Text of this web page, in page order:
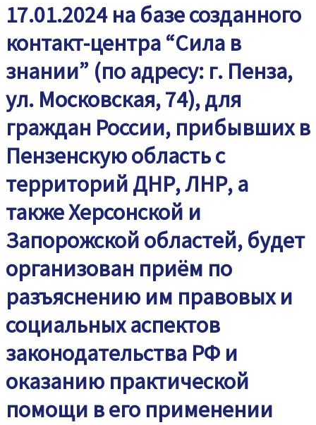
17.01.2024 на базе созданного
контакт-центра “Сила в
знании” (по адресу: г. Пенза,
ул. Московская, 74), для
граждан России, прибывших в
Пензенскую область с
территорий ДНР, ЛНР, а
также Херсонской и
Запорожской областей, будет
организован приём по
разъяснению им правовых и
социальных аспектов
законодательства РФ и
оказанию практической
помощи в его применении